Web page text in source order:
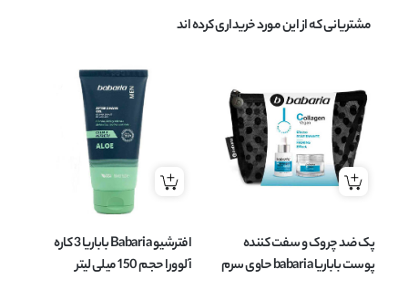
مشتریانی که از این مورد خریداری کرده اند
پک ضد چروک و سفت کننده
پوست باباریا babaria حاوی سرم
افترشیو Babaria باباریا 3 کاره
آلوورا حجم 150 میلی لیتر